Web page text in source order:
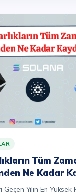
Tüm
Ne Kadar
Yılın En Yüksek